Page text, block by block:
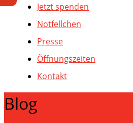
Jetzt spenden
Notfellchen
Presse
Öffnungszeiten
Kontakt
Blog